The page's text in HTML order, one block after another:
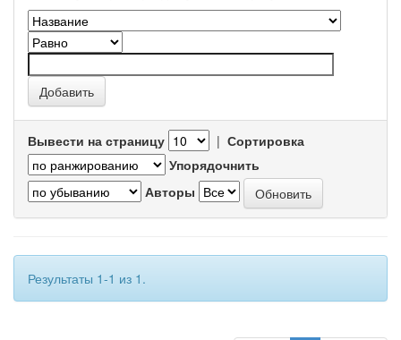
Вывести на страницу | Сортировка
Упорядочнить
Авторы
Результаты 1-1 из 1.